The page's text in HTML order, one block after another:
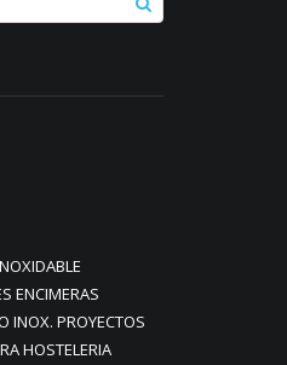
ENCIMERAS
INOX. PROYECTOS
HOSTELERIA